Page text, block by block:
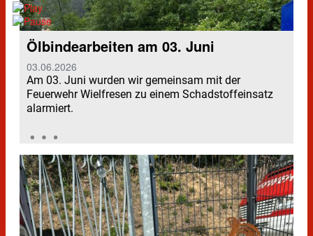
Ölbindearbeiten am 03. Juni
03.06.2026
Am 03. Juni wurden wir gemeinsam mit der
Feuerwehr Wielfresen zu einem Schadstoffeinsatz
alarmiert.